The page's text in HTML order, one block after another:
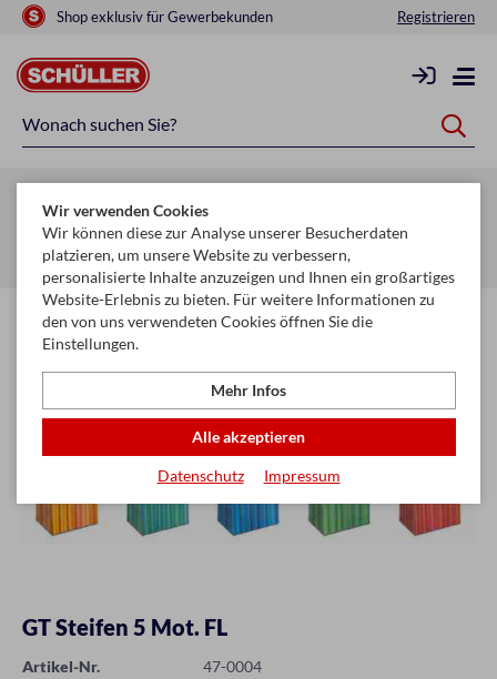
Shop exklusiv für Gewerbekunden Registrieren
Startseite Glückwunschkarten & Papeterie
Geschenktaschen
Geschenktaschen Basic
GT Steifen 5 Mot. FL
Artikel-Nr.
47-0004
Wir verwenden Cookies
Wir können diese zur Analyse unserer Besucherdaten
platzieren, um unsere Website zu verbessern,
personalisierte Inhalte anzuzeigen und Ihnen ein großartiges
Website-Erlebnis zu bieten. Für weitere Informationen zu
den von uns verwendeten Cookies öffnen Sie die
Einstellungen.
Mehr Infos
Alle akzeptieren
Datenschutz Impressum